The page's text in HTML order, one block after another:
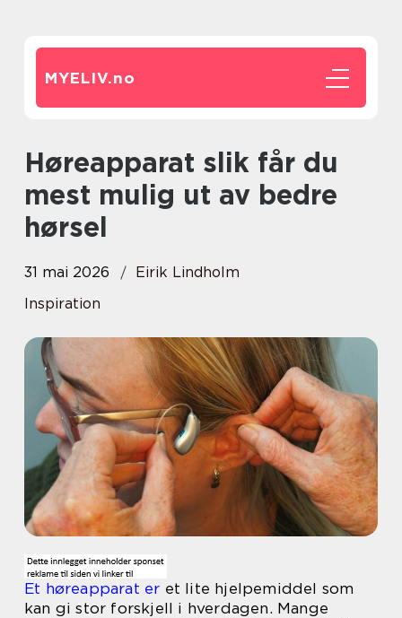
MYELIV.no
Høreapparat slik får du
mest mulig ut av bedre
hørsel
31 mai 2026
Eirik Lindholm
Inspiration
Et høreapparat er et lite hjelpemiddel som
kan gi stor forskjell i hverdagen. Mange